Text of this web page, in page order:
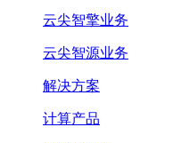
云尖智擎业务
云尖智源业务
解决方案
计算产品